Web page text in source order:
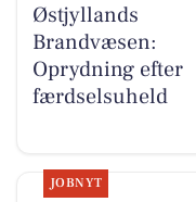
Østjyllands
Brandvæsen:
Oprydning efter
færdselsuheld
JOBNYT